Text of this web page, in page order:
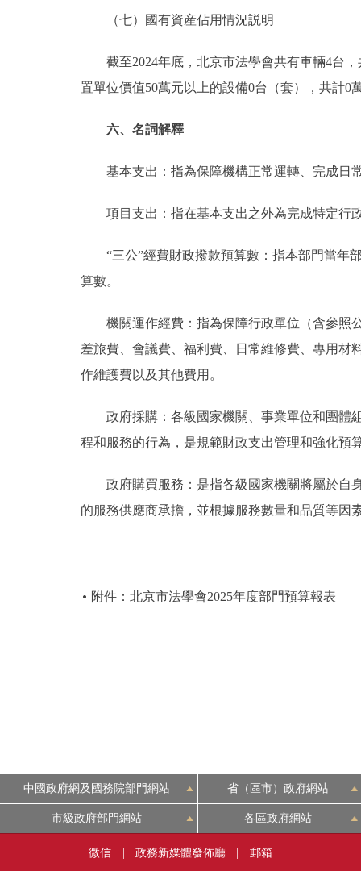
（七）國有資産佔用情況説明
截至2024年底，北京市法學會共有車輛4台，
置單位價值50萬元以上的設備0台（套），共計0
六、名詞解釋
基本支出：指為保障機構正常運轉、完成日
項目支出：指在基本支出之外為完成特定行
“三公”經費財政撥款預算數：指本部門當年部
算數。
機關運作經費：指為保障行政單位（含參照公
差旅費、會議費、福利費、日常維修費、專用材
作維護費以及其他費用。
政府採購：各級國家機關、事業單位和團體組
程和服務的行為，是規範財政支出管理和強化預
政府購買服務：是指各級國家機關將屬於自身
的服務供應商承擔，並根據服務數量和品質等因
附件：北京市法學會2025年度部門預算報表
中國政府網及國務院部門網站 省（區市）政府網站
市級政府部門網站 各區政府網站
微信 | 政務新媒體發佈廳 | 郵箱